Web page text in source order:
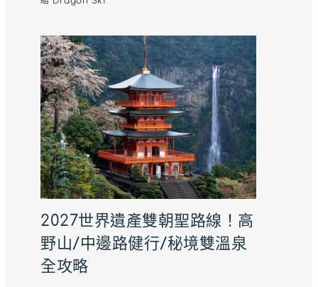
2027世界遺產雙朝聖路線！高
野山/中邊路健行/秘境雙溫泉
全攻略